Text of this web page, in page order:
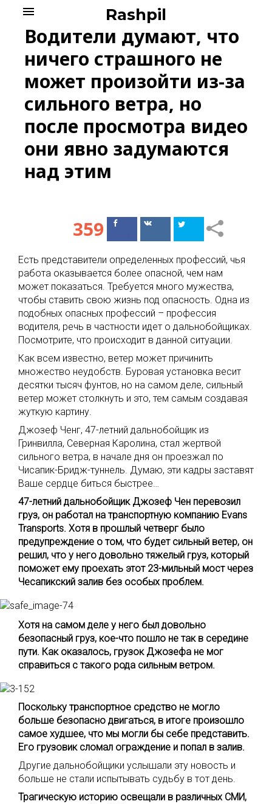
content
Rashpil
menu
Водители думают, что
ничего страшного не
может произойти из-за
сильного ветра, но
после просмотра видео
они явно задумаются
над этим
359
ПоделитьсяПоделиться
Есть представители определенных профессий, чья
работа оказывается более опасной, чем нам
может показаться. Требуется много мужества,
чтобы ставить свою жизнь под опасность. Одна из
подобных опасных профессий – профессия
водителя, речь в частности идет о дальнобойщиках.
Посмотрите, что происходит в данной ситуации.
Как всем известно, ветер может причинить
множество неудобств. Буровая установка весит
десятки тысяч фунтов, но на самом деле, сильный
ветер может столкнуть и это, тем самым создавая
жуткую картину.
Джозеф Ченг, 47-летний дальнобойщик из
Гринвилла, Северная Каролина, стал жертвой
сильного ветра, в начале дня он проезжал по
Чисапик-Бридж-туннель. Думаю, эти кадры заставят
Ваше сердце биться быстрее…
47-летний дальнобойщик Джозеф Чен перевозил
груз, он работал на транспортную компанию Evans
Transports. Хотя в прошлый четверг было
предупреждение о том, что будет сильный ветер, он
решил, что у него довольно тяжелый груз, который
поможет ему проехать этот 23-мильный мост через
Чесапикский залив без особых проблем.
Хотя на самом деле у него был довольно
безопасный груз, кое-что пошло не так в середине
пути. Как оказалось, грузок Джозефа не мог
справиться с такого рода сильным ветром.
Поскольку транспортное средство не могло
больше безопасно двигаться, в итоге произошло
самое худшее, что мы могли бы себе представить.
Его грузовик сломал ограждение и попал в залив.
Другие дальнобойщики услышали эту новость и
больше не стали испытывать судьбу в тот день.
Трагическую историю освещали в различных СМИ,